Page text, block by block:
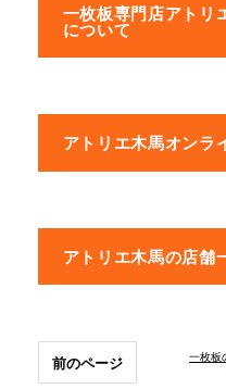
一枚板専門店アトリ
について
アトリエ木馬オンラ
アトリエ木馬の店舗
一枚板
前のページ